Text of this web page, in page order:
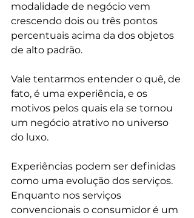
modalidade de negócio vem
crescendo dois ou três pontos
percentuais acima da dos objetos
de alto padrão.
Vale tentarmos entender o quê, de
fato, é uma experiência, e os
motivos pelos quais ela se tornou
um negócio atrativo no universo
do luxo.
Experiências podem ser definidas
como uma evolução dos serviços.
Enquanto nos serviços
convencionais o consumidor é um